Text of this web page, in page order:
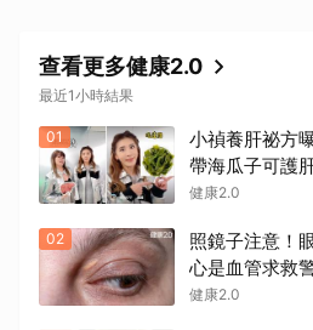
查看更多健康2.0
最近1小時結果
01
小禎養肝祕方
帶海瓜子可護
招」
健康2.0
02
照鏡子注意！
心是血管求救
健康2.0